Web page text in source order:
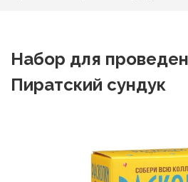
Набор для
Пиратский сундук